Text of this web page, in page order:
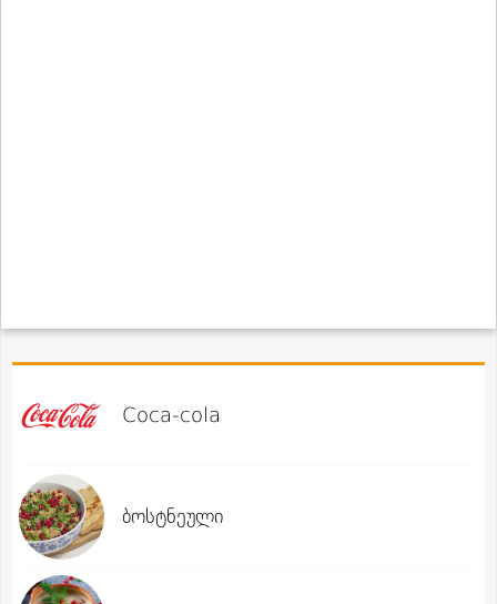
Coca-cola
ბოსტნეული